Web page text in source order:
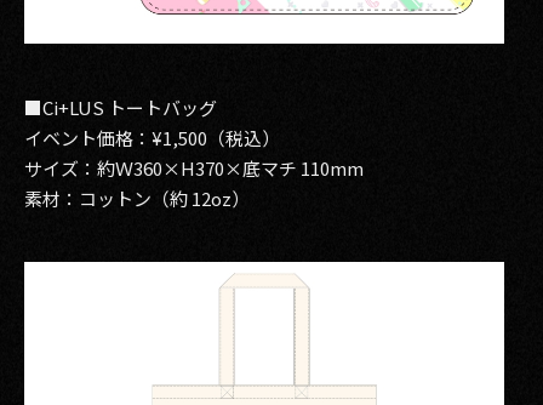
■Ci+LUS トートバッグ
イベント価格：¥1,500（税込）
サイズ：約Ｗ360×H370×底マチ 110mm
素材：コットン（約 12oz）